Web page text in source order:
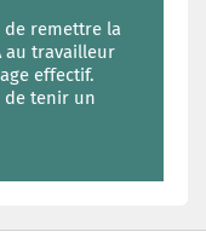
de remettre la
au travailleur
effectif.
de tenir un